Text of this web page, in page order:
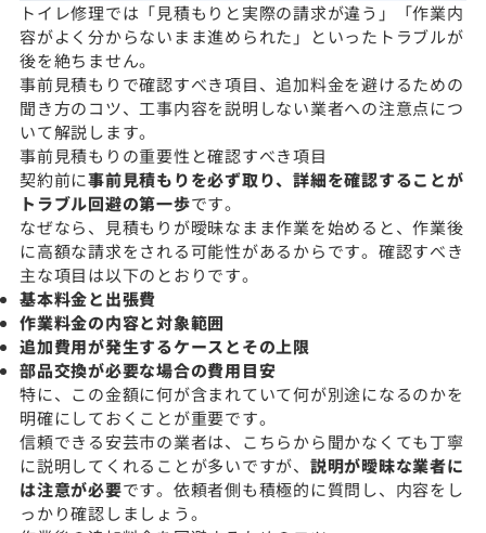
トイレ修理では「見積もりと実際の請求が違う」「作業内
容がよく分からないまま進められた」といったトラブルが
後を絶ちません。
事前見積もりで確認すべき項目、追加料金を避けるための
聞き方のコツ、工事内容を説明しない業者への注意点につ
いて解説します。
事前見積もりの重要性と確認すべき項目
契約前に事前見積もりを必ず取り、詳細を確認することが
トラブル回避の第一歩です。
なぜなら、見積もりが曖昧なまま作業を始めると、作業後
に高額な請求をされる可能性があるからです。確認すべき
主な項目は以下のとおりです。
基本料金と出張費
作業料金の内容と対象範囲
追加費用が発生するケースとその上限
部品交換が必要な場合の費用目安
特に、この金額に何が含まれていて何が別途になるのかを
明確にしておくことが重要です。
信頼できる安芸市の業者は、こちらから聞かなくても丁寧
に説明してくれることが多いですが、 説明が曖昧な業者に
は注意が必要です。依頼者側も積極的に質問し、内容をし
っかり確認しましょう。